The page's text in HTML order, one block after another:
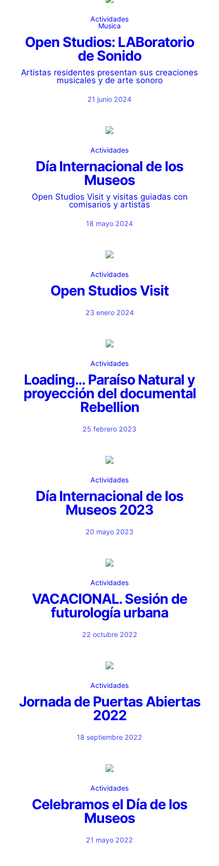
Actividades
Musica
Open Studios: LABoratorio
de Sonido
Artistas residentes presentan sus creaciones
musicales y de arte sonoro
21 junio 2024
Actividades
Día Internacional de los
Museos
Open Studios Visit y visitas guiadas con
comisarios y artistas
18 mayo 2024
Actividades
Open Studios Visit
23 enero 2024
Actividades
Loading… Paraíso Natural y
proyección del documental
Rebellion
25 febrero 2023
Actividades
Día Internacional de los
Museos 2023
20 mayo 2023
Actividades
VACACIONAL. Sesión de
futurología urbana
22 octubre 2022
Actividades
Jornada de Puertas Abiertas
2022
18 septiembre 2022
Actividades
Celebramos el Día de los
Museos
21 mayo 2022